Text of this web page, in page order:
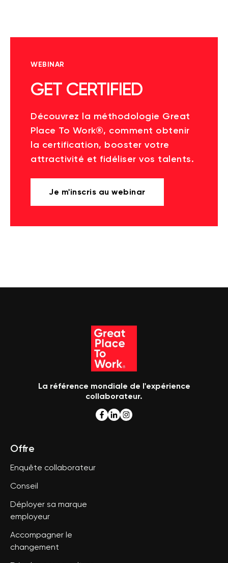
WEBINAR
GET CERTIFIED
Découvrez la méthodologie Great
Place To Work®, comment obtenir
la certification, booster votre
attractivité et fidéliser vos talents.
Je m'inscris au webinar
La référence mondiale de l'expérience
collaborateur.
Offre
Enquête collaborateur
Conseil
Déployer sa marque
employeur
Accompagner le
changement